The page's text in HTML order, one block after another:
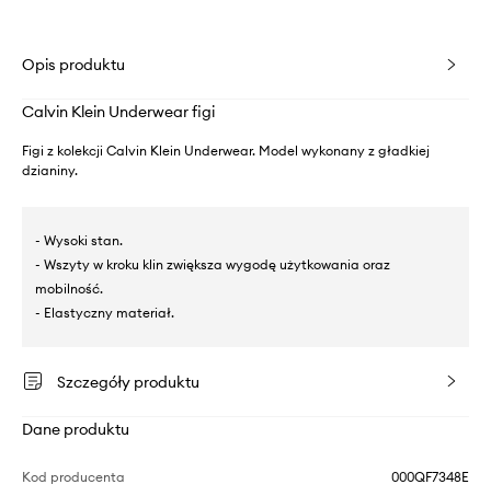
Opis produktu
Calvin Klein Underwear figi
Figi z kolekcji Calvin Klein Underwear. Model wykonany z gładkiej
dzianiny.
- Wysoki stan.
- Wszyty w kroku klin zwiększa wygodę użytkowania oraz
mobilność.
- Elastyczny materiał.
Szczegóły produktu
Dane produktu
Kod producenta 000QF7348E